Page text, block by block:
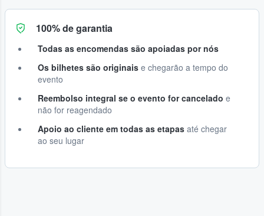
100% de garantia
Todas as encomendas são apoiadas por nós
Os bilhetes são originais e chegarão a tempo do
evento
Reembolso integral se o evento for cancelado e
não for reagendado
Apoio ao cliente em todas as etapas até chegar
ao seu lugar